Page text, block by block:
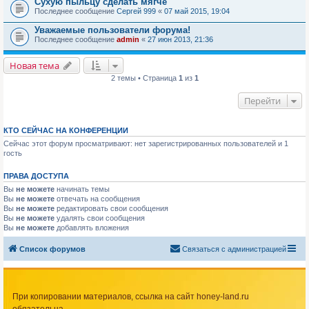
Последнее сообщение Сергей 999 « 07 май 2015, 19:04
Уважаемые пользователи форума!
Последнее сообщение admin « 27 июн 2013, 21:36
Новая тема
2 темы • Страница 1 из 1
Перейти
КТО СЕЙЧАС НА КОНФЕРЕНЦИИ
Сейчас этот форум просматривают: нет зарегистрированных пользователей и 1
гость
ПРАВА ДОСТУПА
Вы не можете начинать темы
Вы не можете отвечать на сообщения
Вы не можете редактировать свои сообщения
Вы не можете удалять свои сообщения
Вы не можете добавлять вложения
Список форумов Связаться с администрацией
При копировании материалов, ссылка на сайт honey-land.ru